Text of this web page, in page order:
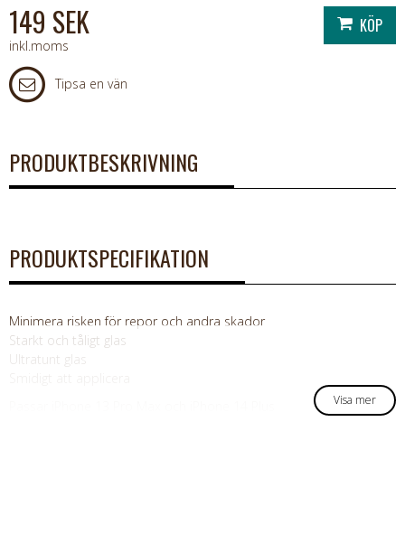
149 SEK
inkl.moms
Tipsa en vän
PRODUKTBESKRIVNING
PRODUKTSPECIFIKATION
Minimera risken för repor och andra skador
Starkt och tåligt glas
Ultratunt glas
Visa mer